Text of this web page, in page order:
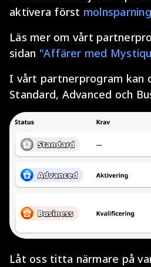
aktivera först
Läs mer om vårt
sidan "Affärer med
I vårt partnerprogram kan
Standard, Advanced och
Låt oss titta närmare på